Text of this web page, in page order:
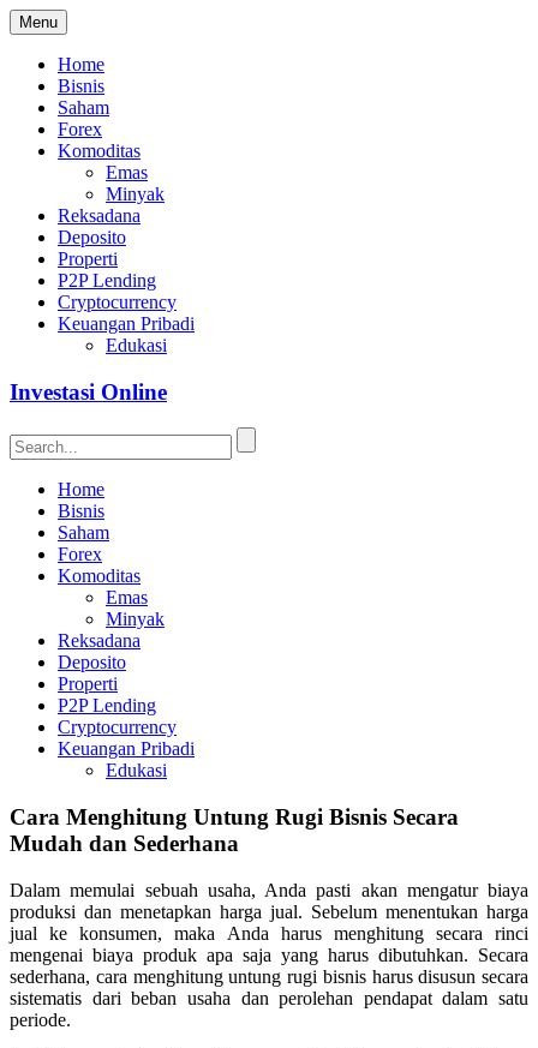
Menu
Home
Bisnis
Saham
Forex
Komoditas
Emas
Minyak
Reksadana
Deposito
Properti
P2P Lending
Cryptocurrency
Keuangan Pribadi
Edukasi
Investasi Online
Home
Bisnis
Saham
Forex
Komoditas
Emas
Minyak
Reksadana
Deposito
Properti
P2P Lending
Cryptocurrency
Keuangan Pribadi
Edukasi
Cara Menghitung Untung Rugi Bisnis Secara
Mudah dan Sederhana
Dalam memulai sebuah usaha, Anda pasti akan mengatur biaya
produksi dan menetapkan harga jual. Sebelum menentukan harga
jual ke konsumen, maka Anda harus menghitung secara rinci
mengenai biaya produk apa saja yang harus dibutuhkan. Secara
sederhana, cara menghitung untung rugi bisnis harus disusun secara
sistematis dari beban usaha dan perolehan pendapat dalam satu
periode.